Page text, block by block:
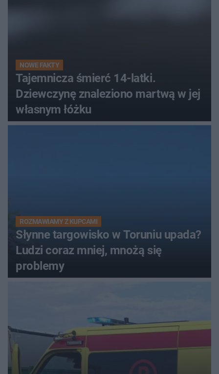
NOWE FAKTY
Tajemnicza śmierć 14-latki.
Dziewczynę znaleziono martwą w jej
własnym łóżku
ROZMAWIAMY Z KUPCAMI
Słynne targowisko w Toruniu upada?
Ludzi coraz mniej, mnożą się
problemy